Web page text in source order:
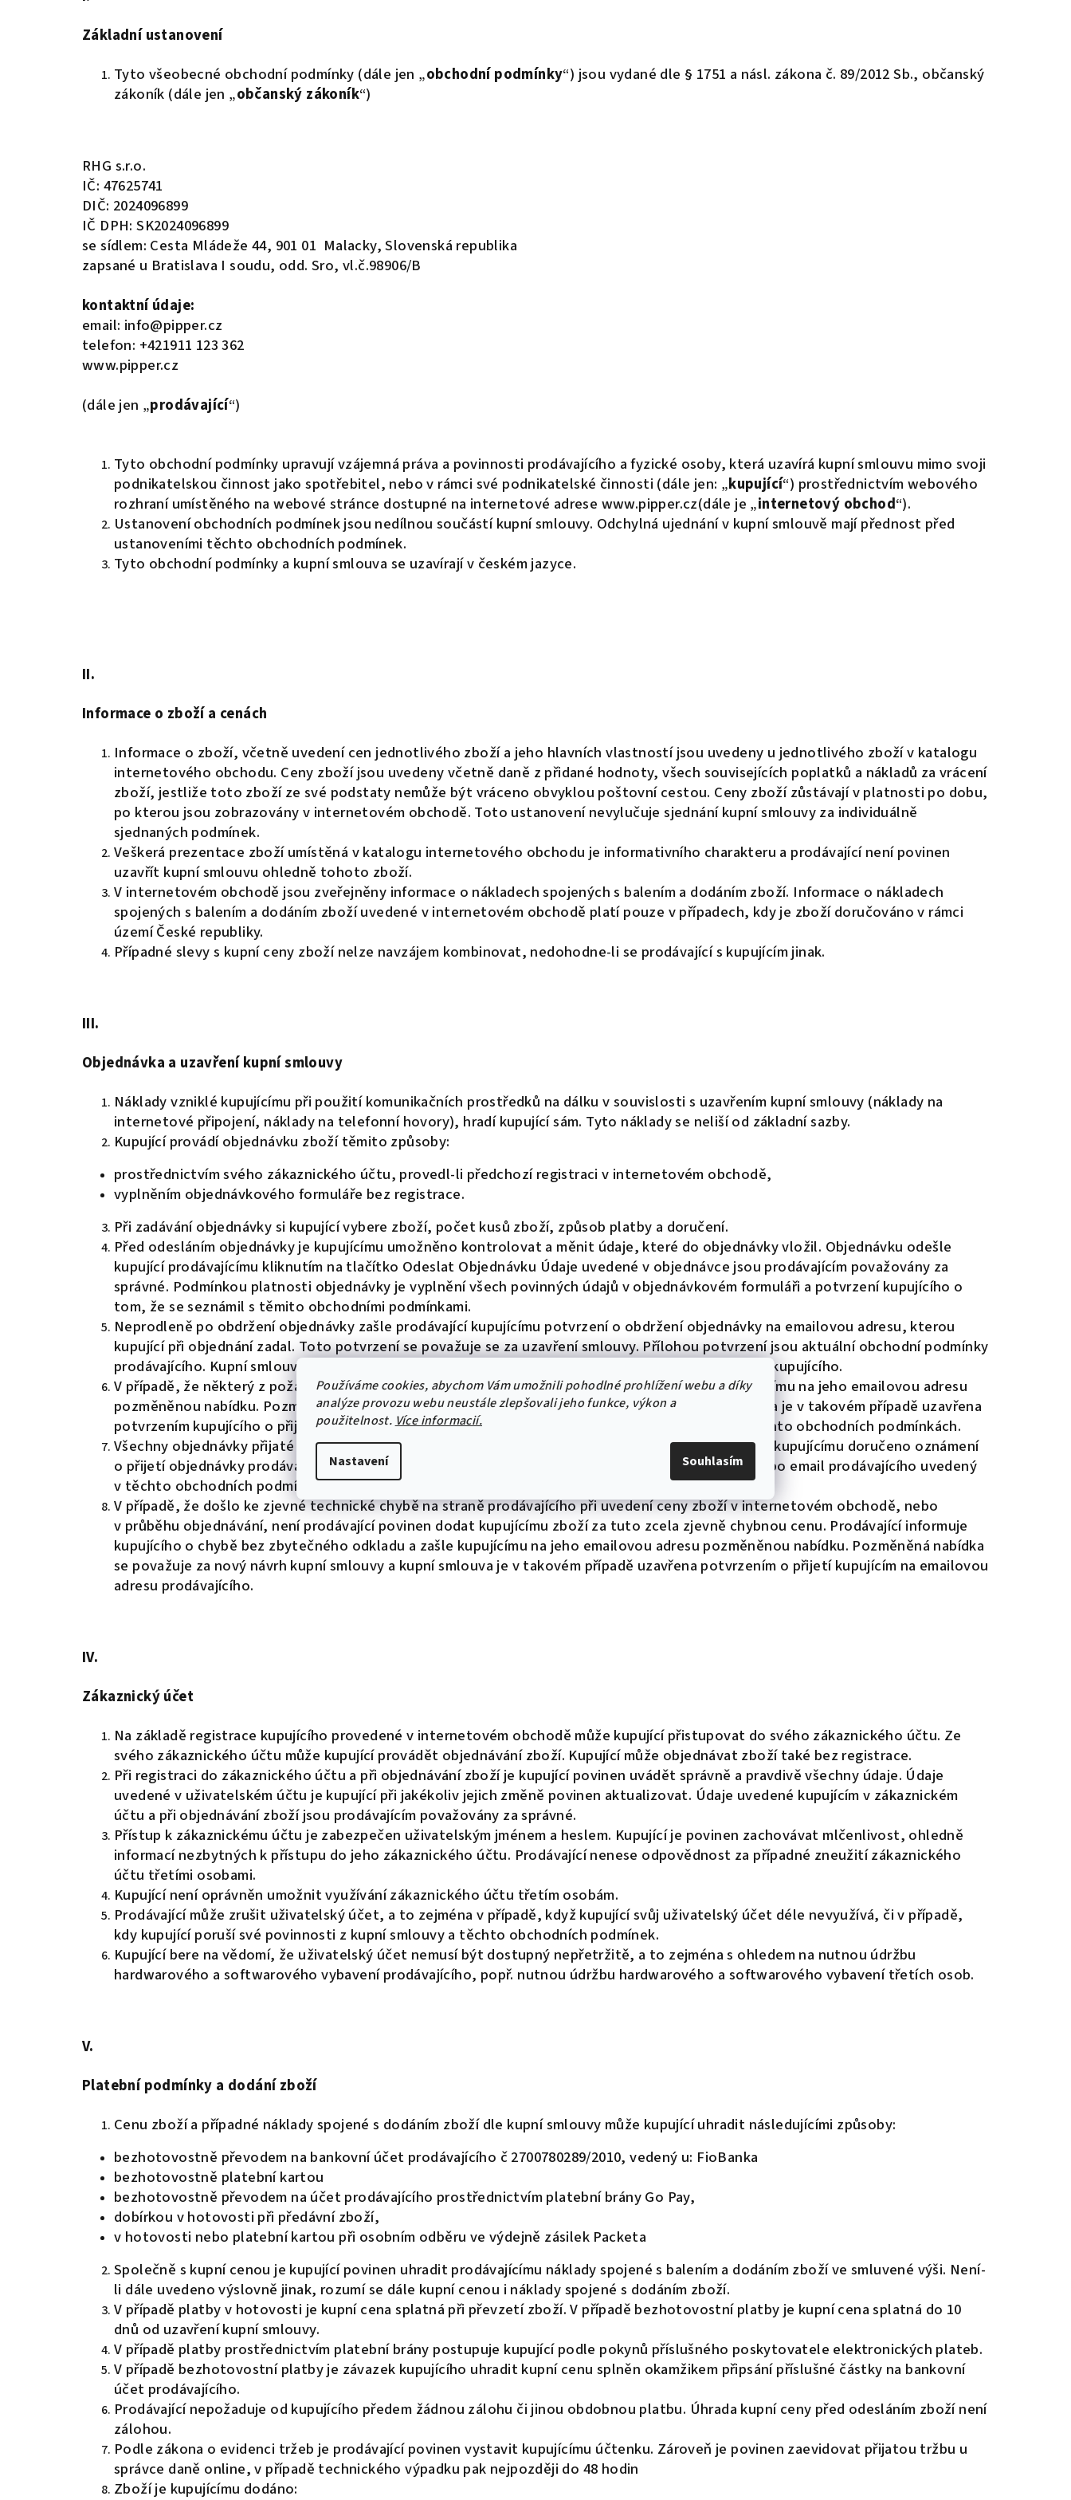
Používáme cookies, abychom Vám umožnili pohodlné prohlížení webu a díky
analýze provozu webu neustále zlepšovali jeho funkce, výkon a
použitelnost. Více informacií.
Nastavení Souhlasím
Základní ustanovení
Tyto všeobecné obchodní podmínky (dále jen „obchodní podmínky“) jsou vydané dle § 1751 a násl. zákona č. 89/2012 Sb., občanský
zákoník (dále jen „občanský zákoník“)
RHG s.r.o.
IČ: 47625741
DIČ: 2024096899
IČ DPH: SK2024096899
se sídlem: Cesta Mládeže 44, 901 01 Malacky, Slovenská republika
zapsané u Bratislava I soudu, odd. Sro, vl.č.98906/B
kontaktní údaje:
email: info@pipper.cz
telefon: +421911 123 362
www.pipper.cz
(dále jen „prodávající“)
Tyto obchodní podmínky upravují vzájemná práva a povinnosti prodávajícího a fyzické osoby, která uzavírá kupní smlouvu mimo svoji
podnikatelskou činnost jako spotřebitel, nebo v rámci své podnikatelské činnosti (dále jen: „kupující“) prostřednictvím webového
rozhraní umístěného na webové stránce dostupné na internetové adrese www.pipper.cz(dále je „internetový obchod“).
Ustanovení obchodních podmínek jsou nedílnou součástí kupní smlouvy. Odchylná ujednání v kupní smlouvě mají přednost před
ustanoveními těchto obchodních podmínek.
Tyto obchodní podmínky a kupní smlouva se uzavírají v českém jazyce.
II.
Informace o zboží a cenách
Informace o zboží, včetně uvedení cen jednotlivého zboží a jeho hlavních vlastností jsou uvedeny u jednotlivého zboží v katalogu
internetového obchodu. Ceny zboží jsou uvedeny včetně daně z přidané hodnoty, všech souvisejících poplatků a nákladů za vrácení
zboží, jestliže toto zboží ze své podstaty nemůže být vráceno obvyklou poštovní cestou. Ceny zboží zůstávají v platnosti po dobu,
po kterou jsou zobrazovány v internetovém obchodě. Toto ustanovení nevylučuje sjednání kupní smlouvy za individuálně
sjednaných podmínek.
Veškerá prezentace zboží umístěná v katalogu internetového obchodu je informativního charakteru a prodávající není povinen
uzavřít kupní smlouvu ohledně tohoto zboží.
V internetovém obchodě jsou zveřejněny informace o nákladech spojených s balením a dodáním zboží. Informace o nákladech
spojených s balením a dodáním zboží uvedené v internetovém obchodě platí pouze v případech, kdy je zboží doručováno v rámci
území České republiky.
Případné slevy s kupní ceny zboží nelze navzájem kombinovat, nedohodne-li se prodávající s kupujícím jinak.
III.
Objednávka a uzavření kupní smlouvy
Náklady vzniklé kupujícímu při použití komunikačních prostředků na dálku v souvislosti s uzavřením kupní smlouvy (náklady na
internetové připojení, náklady na telefonní hovory), hradí kupující sám. Tyto náklady se neliší od základní sazby.
Kupující provádí objednávku zboží těmito způsoby:
prostřednictvím svého zákaznického účtu, provedl-li předchozí registraci v internetovém obchodě,
vyplněním objednávkového formuláře bez registrace.
Při zadávání objednávky si kupující vybere zboží, počet kusů zboží, způsob platby a doručení.
Před odesláním objednávky je kupujícímu umožněno kontrolovat a měnit údaje, které do objednávky vložil. Objednávku odešle
kupující prodávajícímu kliknutím na tlačítko Odeslat Objednávku Údaje uvedené v objednávce jsou prodávajícím považovány za
správné. Podmínkou platnosti objednávky je vyplnění všech povinných údajů v objednávkovém formuláři a potvrzení kupujícího o
tom, že se seznámil s těmito obchodními podmínkami.
Neprodleně po obdržení objednávky zašle prodávající kupujícímu potvrzení o obdržení objednávky na emailovou adresu, kterou
kupující při objednání zadal. Toto potvrzení se považuje se za uzavření smlouvy. Přílohou potvrzení jsou aktuální obchodní podmínky
prodávajícího. Kupní smlouva je uzavřena potvrzením objednávky prodávajícím na emailovou adresu kupujícího.
V případě, že některý z požadavků uvedených v objednávce nemůže prodávající splnit, zašle kupujícímu na jeho emailovou adresu
pozměněnou nabídku. Pozměněná nabídka se považuje za nový návrh kupní smlouvy a kupní smlouva je v takovém případě uzavřena
potvrzením kupujícího o přijetí této nabídky prodávajícímu na jeho emailovou adresu uvedenu v těchto obchodních podmínkách.
Všechny objednávky přijaté prodávajícím jsou závazné. Kupující může zrušit objednávku, dokud není kupujícímu doručeno oznámení
o přijetí objednávky prodávajícím. Kupující může zrušit objednávku telefonicky na telefonní číslo nebo email prodávajícího uvedený
v těchto obchodních podmínkách.
V případě, že došlo ke zjevné technické chybě na straně prodávajícího při uvedení ceny zboží v internetovém obchodě, nebo
v průběhu objednávání, není prodávající povinen dodat kupujícímu zboží za tuto zcela zjevně chybnou cenu. Prodávající informuje
kupujícího o chybě bez zbytečného odkladu a zašle kupujícímu na jeho emailovou adresu pozměněnou nabídku. Pozměněná nabídka
se považuje za nový návrh kupní smlouvy a kupní smlouva je v takovém případě uzavřena potvrzením o přijetí kupujícím na emailovou
adresu prodávajícího.
IV.
Zákaznický účet
Na základě registrace kupujícího provedené v internetovém obchodě může kupující přistupovat do svého zákaznického účtu. Ze
svého zákaznického účtu může kupující provádět objednávání zboží. Kupující může objednávat zboží také bez registrace.
Při registraci do zákaznického účtu a při objednávání zboží je kupující povinen uvádět správně a pravdivě všechny údaje. Údaje
uvedené v uživatelském účtu je kupující při jakékoliv jejich změně povinen aktualizovat. Údaje uvedené kupujícím v zákaznickém
účtu a při objednávání zboží jsou prodávajícím považovány za správné.
Přístup k zákaznickému účtu je zabezpečen uživatelským jménem a heslem. Kupující je povinen zachovávat mlčenlivost, ohledně
informací nezbytných k přístupu do jeho zákaznického účtu. Prodávající nenese odpovědnost za případné zneužití zákaznického
účtu třetími osobami.
Kupující není oprávněn umožnit využívání zákaznického účtu třetím osobám.
Prodávající může zrušit uživatelský účet, a to zejména v případě, když kupující svůj uživatelský účet déle nevyužívá, či v případě,
kdy kupující poruší své povinnosti z kupní smlouvy a těchto obchodních podmínek.
Kupující bere na vědomí, že uživatelský účet nemusí být dostupný nepřetržitě, a to zejména s ohledem na nutnou údržbu
hardwarového a softwarového vybavení prodávajícího, popř. nutnou údržbu hardwarového a softwarového vybavení třetích osob.
V.
Platební podmínky a dodání zboží
Cenu zboží a případné náklady spojené s dodáním zboží dle kupní smlouvy může kupující uhradit následujícími způsoby:
bezhotovostně převodem na bankovní účet prodávajícího č 2700780289/2010, vedený u: FioBanka
bezhotovostně platební kartou
bezhotovostně převodem na účet prodávajícího prostřednictvím platební brány Go Pay,
dobírkou v hotovosti při předávní zboží,
v hotovosti nebo platební kartou při osobním odběru ve výdejně zásilek Packeta
Společně s kupní cenou je kupující povinen uhradit prodávajícímu náklady spojené s balením a dodáním zboží ve smluvené výši. Není-
li dále uvedeno výslovně jinak, rozumí se dále kupní cenou i náklady spojené s dodáním zboží.
V případě platby v hotovosti je kupní cena splatná při převzetí zboží. V případě bezhotovostní platby je kupní cena splatná do 10
dnů od uzavření kupní smlouvy.
V případě platby prostřednictvím platební brány postupuje kupující podle pokynů příslušného poskytovatele elektronických plateb.
V případě bezhotovostní platby je závazek kupujícího uhradit kupní cenu splněn okamžikem připsání příslušné částky na bankovní
účet prodávajícího.
Prodávající nepožaduje od kupujícího předem žádnou zálohu či jinou obdobnou platbu. Úhrada kupní ceny před odesláním zboží není
zálohou.
Podle zákona o evidenci tržeb je prodávající povinen vystavit kupujícímu účtenku. Zároveň je povinen zaevidovat přijatou tržbu u
správce daně online, v případě technického výpadku pak nejpozději do 48 hodin
Zboží je kupujícímu dodáno: